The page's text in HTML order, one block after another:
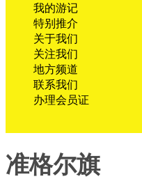
我的游记
特别推介
关于我们
关注我们
地方频道
联系我们
办理会员证
准格尔旗| 概况